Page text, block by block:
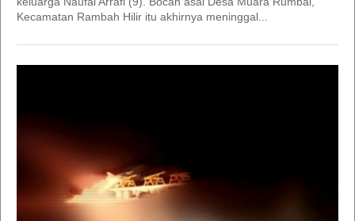
Kecamatan Rambah Hilir itu akhirnya meninggal...